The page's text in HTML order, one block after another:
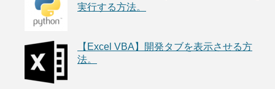
実行する方法。
【Excel VBA】開発タブを表示させる方
法。